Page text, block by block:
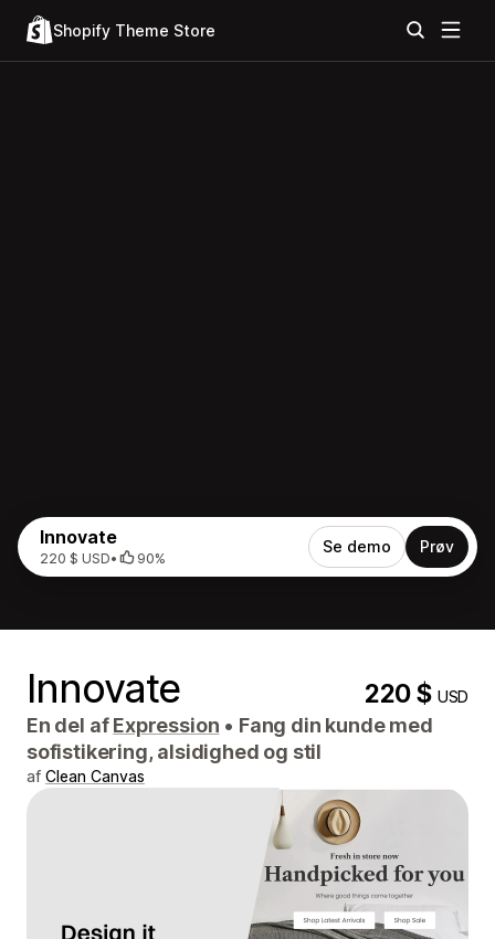
Shopify Theme Store
Innovate
220 $ USD• 90%
Se demo Prøv
Innovate 220 $USD
En del afExpression • Fang din kunde med
sofistikering, alsidighed og stil
af Clean Canvas